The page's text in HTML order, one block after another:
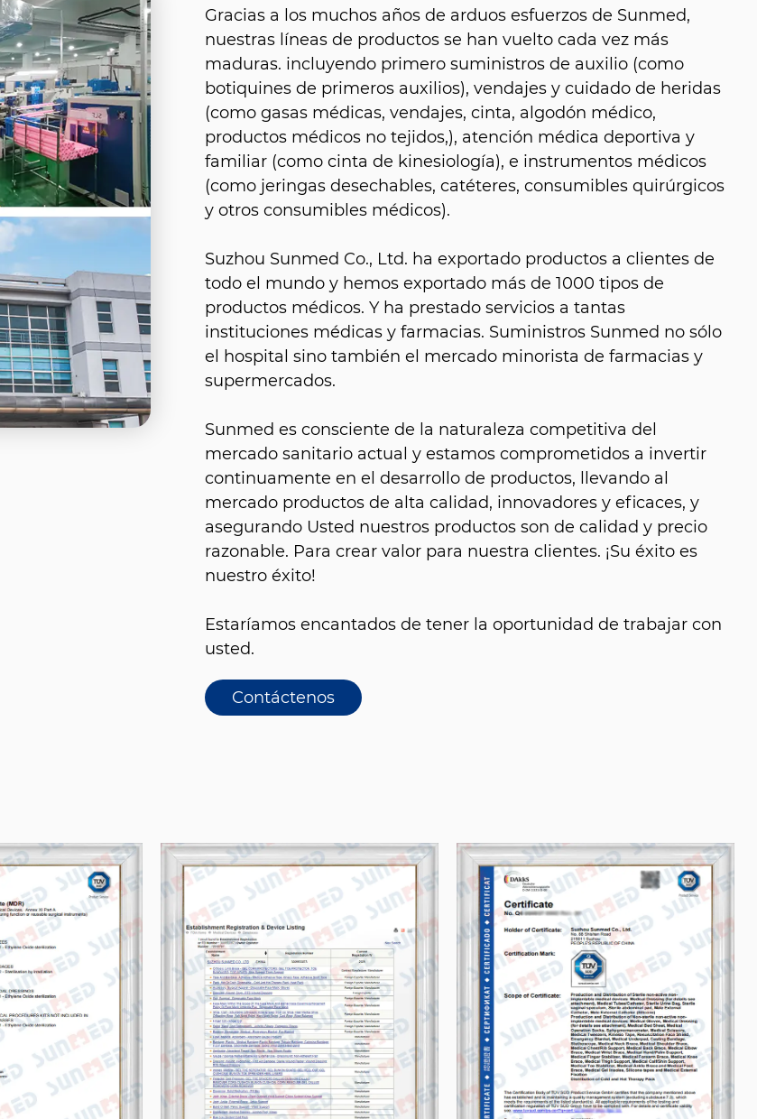
Gracias a los muchos años de arduos esfuerzos de Sunmed,
nuestras líneas de productos se han vuelto cada vez más
maduras. incluyendo primero suministros de auxilio (como
botiquines de primeros auxilios), vendajes y cuidado de heridas
(como gasas médicas, vendajes, cinta, algodón médico,
productos médicos no tejidos,), atención médica deportiva y
familiar (como cinta de kinesiología), e instrumentos médicos
(como jeringas desechables, catéteres, consumibles quirúrgicos
y otros consumibles médicos).
Suzhou Sunmed Co., Ltd. ha exportado productos a clientes de
todo el mundo y hemos exportado más de 1000 tipos de
productos médicos. Y ha prestado servicios a tantas
instituciones médicas y farmacias. Suministros Sunmed no sólo
el hospital sino también el mercado minorista de farmacias y
supermercados.
Sunmed es consciente de la naturaleza competitiva del
mercado sanitario actual y estamos comprometidos a invertir
continuamente en el desarrollo de productos, llevando al
mercado productos de alta calidad, innovadores y eficaces, y
asegurando Usted nuestros productos son de calidad y precio
razonable. Para crear valor para nuestra clientes. ¡Su éxito es
nuestro éxito!
Estaríamos encantados de tener la oportunidad de trabajar con
usted.
Contáctenos